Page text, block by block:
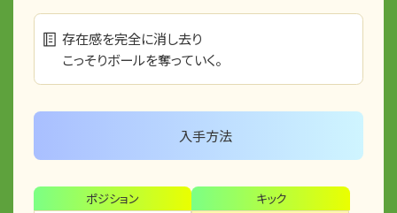
存在感を完全に消し去り
こっそりボールを奪っていく。
入手方法
ポジション
キック